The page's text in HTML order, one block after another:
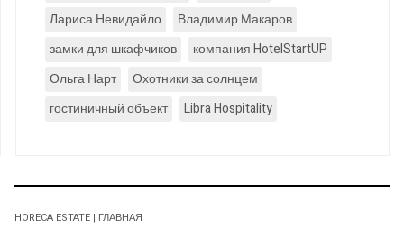
Лариса Невидайло
Владимир Макаров
замки для шкафчиков
компания HotelStartUP
Ольга Нарт
Охотники за солнцем
гостиничный объект
Libra Hospitality
HORECA ESTATE | ГЛАВНАЯ